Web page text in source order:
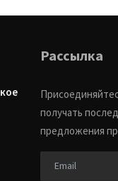
Рассылка
получать
предложения